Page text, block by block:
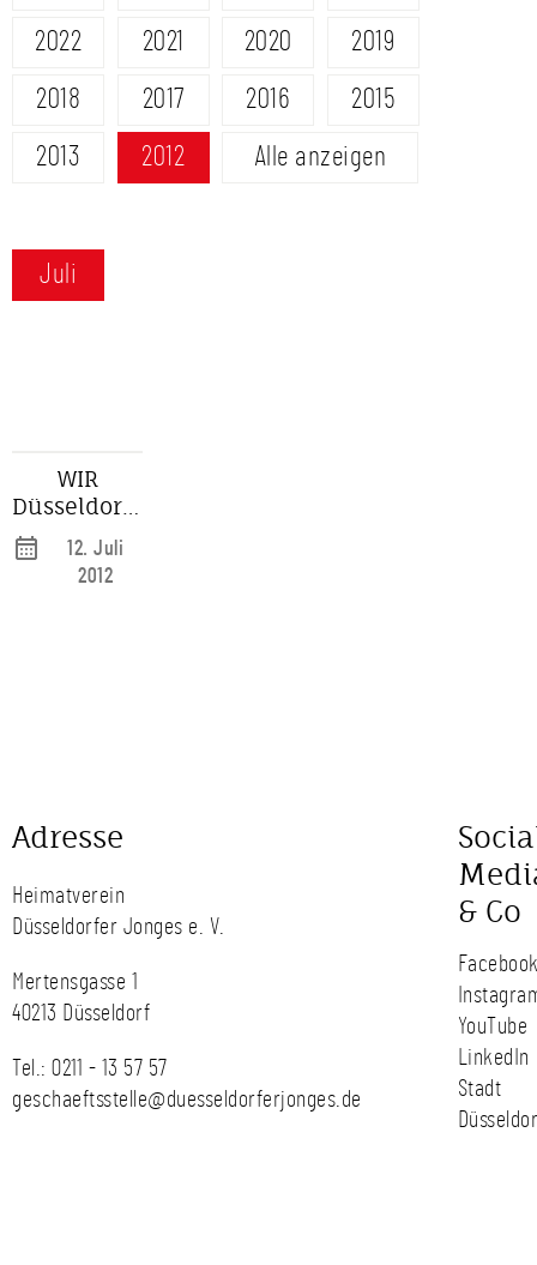
2022
2021 2020
2019
2018
2017 2016
2015
2013
2012 Alle anzeigen
Juli
WIR
Düsseldorfer
Jonges:
Festschrift
zum
12. Juli
2012
Adresse
Heimatverein
Düsseldorfer Jonges e. V.
Mertensgasse 1
40213 Düsseldorf
Tel.: 0211 - 13 57 57
geschaeftsstelle@duesseldorferjonges.de
& Co
YouTube
LinkedIn
Stadt